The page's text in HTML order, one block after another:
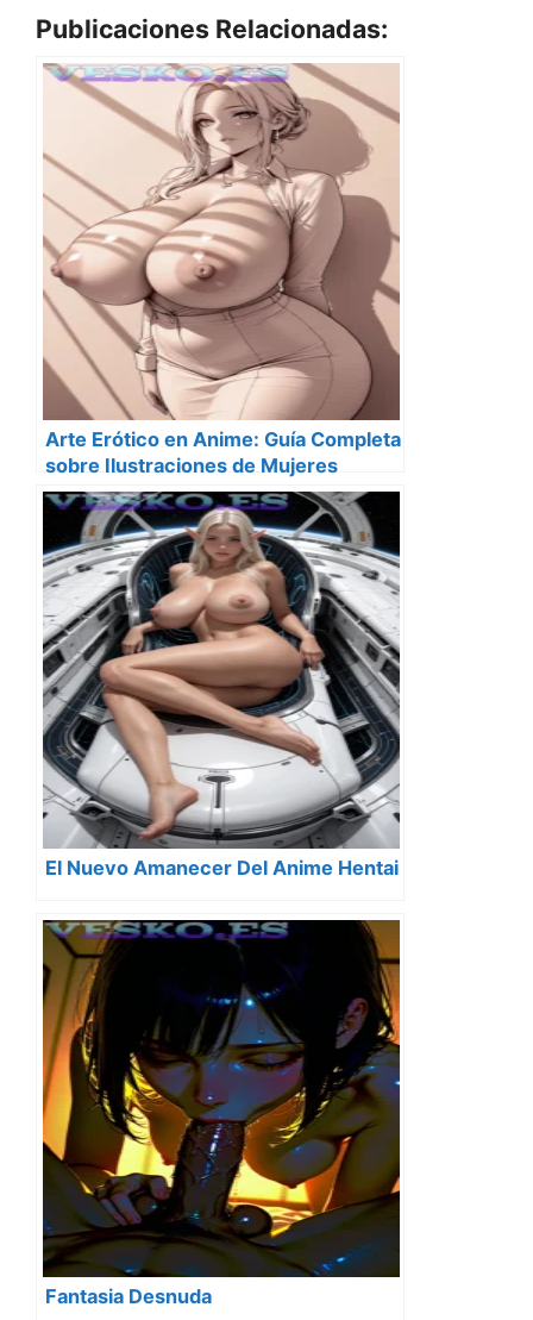
Publicaciones Relacionadas:
Arte Erótico en Anime: Guía Completa
sobre Ilustraciones de Mujeres
Desnudas Estilo Anime
El Nuevo Amanecer Del Anime Hentai
Fantasia Desnuda